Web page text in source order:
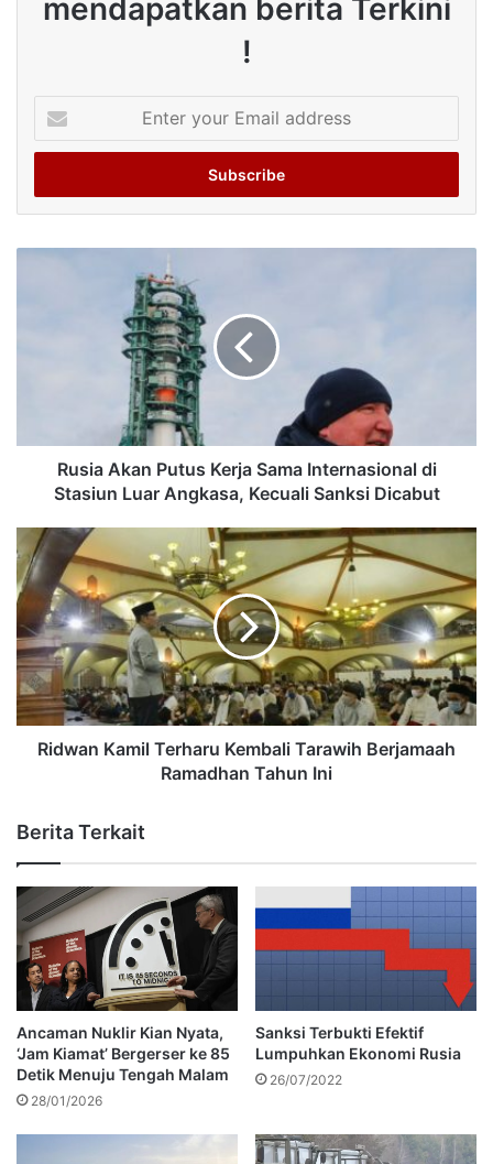
mendapatkan berita Terkini
!
your
Email
Rusia Akan Putus Kerja Sama Internasional di
Stasiun Luar Angkasa, Kecuali Sanksi Dicabut
Ridwan Kamil Terharu Kembali Tarawih Berjamaah
Ramadhan Tahun Ini
Berita Terkait
Ancaman Nuklir Kian Nyata,
‘Jam Kiamat’ Bergerser ke 85
Detik Menuju Tengah Malam
28/01/2026
Sanksi Terbukti Efektif
Lumpuhkan Ekonomi Rusia
26/07/2022